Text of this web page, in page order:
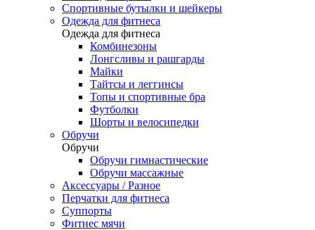
Спортивные бутылки и шейкеры
Одежда для фитнеса
Одежда для фитнеса
Комбинезоны
Лонгсливы и рашгарды
Майки
Тайтсы и леггинсы
Топы и спортивные бра
Футболки
Шорты и велосипедки
Обручи
Обручи
Обручи гимнастические
Обручи массажные
Аксессуары / Разное
Перчатки для фитнеса
Суппорты
Фитнес мячи